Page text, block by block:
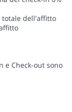
totale dell'affitto
e Check-out sono